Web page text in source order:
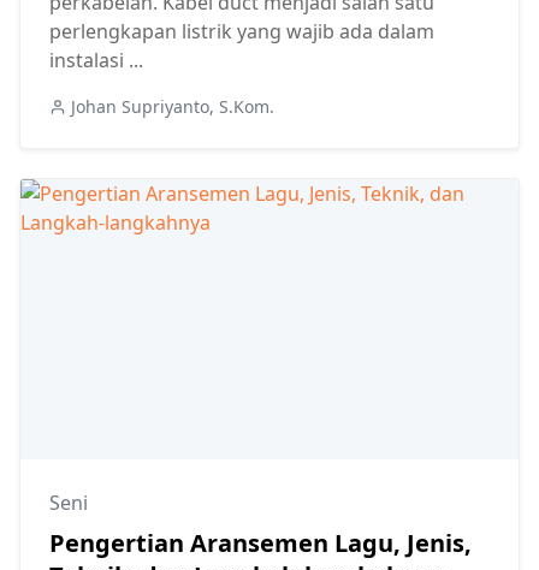
perlengkapan listrik yang wajib ada dalam
instalasi ...
Johan Supriyanto, S.Kom.
Seni
Pengertian Aransemen Lagu, Jenis,